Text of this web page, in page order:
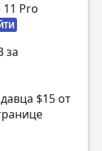
11 Pro
за
$15 от